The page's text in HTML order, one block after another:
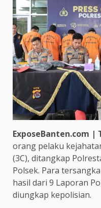
ExposeBanten.com |
orang pelaku
(3C), ditangkap
Polsek. Para
hasil dari 9 Laporan
diungkap kepolisian.